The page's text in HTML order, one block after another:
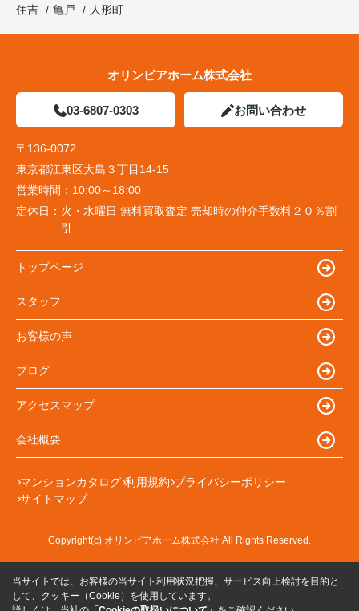
住吉
亀戸 人形町
オリンピアホーム株式会社
03-6807-0303 お問い合わせ
〒136-0072
東京都江東区大島３丁目14-15
営業時間： 10:00～18:00
定休日： 火・水曜日 無料買取査定 売却時の仲介手数料２０％割
引
トップページ
スタッフ
お客様の声
ブログ
アクセスマップ
会社概要
マンションカタログ 利用規約 プライバシーポリシー
サイトマップ
Copyright(c) オリンピアホーム株式会社 All Rights Reserved.
当サイトでは、お客様の当サイト利用状況把握、サービス向上検討を目的と
して、クッキー（Cookie）を使用しています。